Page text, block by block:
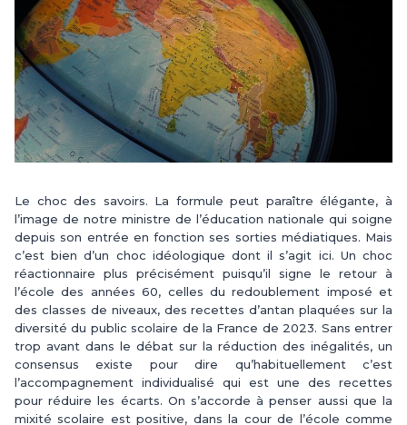
Le choc des savoirs. La formule peut paraître élégante, à
l’image de notre ministre de l’éducation nationale qui soigne
depuis son entrée en fonction ses sorties médiatiques. Mais
c’est bien d’un choc idéologique dont il s’agit ici. Un choc
réactionnaire plus précisément puisqu’il signe le retour à
l’école des années 60, celles du redoublement imposé et
des classes de niveaux, des recettes d’antan plaquées sur la
diversité du public scolaire de la France de 2023. Sans entrer
trop avant dans le débat sur la réduction des inégalités, un
consensus existe pour dire qu’habituellement c’est
l’accompagnement individualisé qui est une des recettes
pour réduire les écarts. On s’accorde à penser aussi que la
mixité scolaire est positive, dans la cour de l’école comme